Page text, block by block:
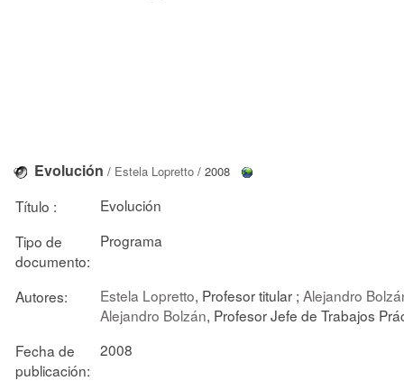
Evolución / Estela Lopretto / 2008
Título :
Evolución
Tipo de
documento:
Programa
Autores: Estela Lopretto, Profesor titular ; Alejandro
Alejandro Bolzán, Profesor Jefe de Trabajos
Fecha de
publicación:
2008